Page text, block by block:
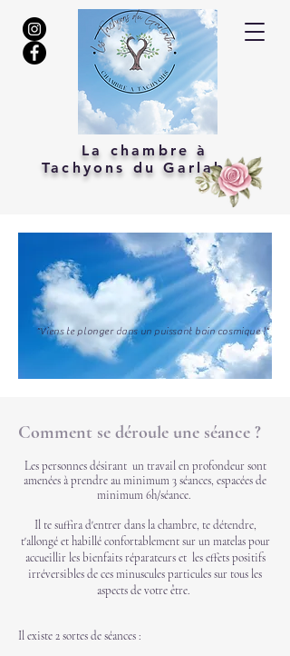
La chambre à
Tachyons du Garlaban
"Viens te plonger dans un puissant bain cosmique !"
Comment se déroule une séance ?
Les personnes désirant un travail en profondeur sont
amenées à prendre au minimum 3 séances, espacées de
minimum 6h/séance.
Il te suffira d'entrer dans la chambre, te détendre,
t'allongé et habillé confortablement sur un matelas pour
accueillir les bienfaits réparateurs et les effets positifs
irréversibles de ces minuscules particules sur tous les
aspects de votre être.
Il existe 2 sortes de séances :